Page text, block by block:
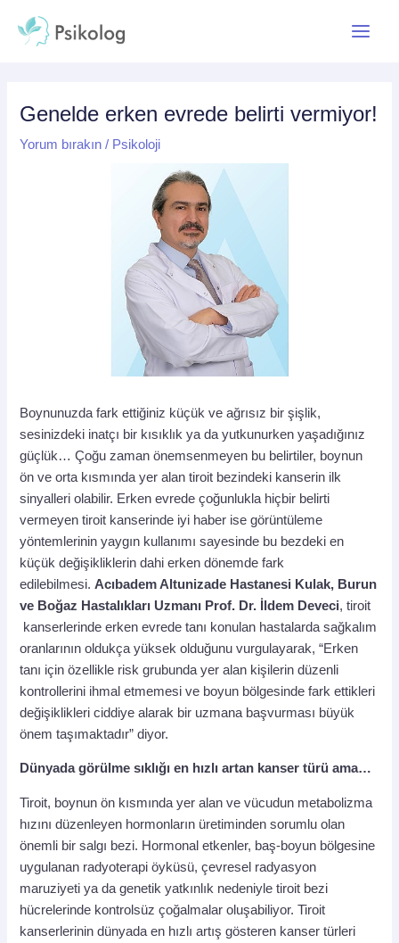
atla
Genelde erken evrede belirti vermiyor!
Yorum bırakın / Psikoloji
Boynunuzda fark ettiğiniz küçük ve ağrısız bir şişlik,
sesinizdeki inatçı bir kısıklık ya da yutkunurken yaşadığınız
güçlük… Çoğu zaman önemsenmeyen bu belirtiler, boynun
ön ve orta kısmında yer alan tiroit bezindeki kanserin ilk
sinyalleri olabilir. Erken evrede çoğunlukla hiçbir belirti
vermeyen tiroit kanserinde iyi haber ise görüntüleme
yöntemlerinin yaygın kullanımı sayesinde bu bezdeki en
küçük değişikliklerin dahi erken dönemde fark
edilebilmesi. Acıbadem Altunizade Hastanesi Kulak, Burun
ve Boğaz Hastalıkları Uzmanı Prof. Dr. İldem Deveci, tiroit
kanserlerinde erken evrede tanı konulan hastalarda sağkalım
oranlarının oldukça yüksek olduğunu vurgulayarak, “Erken
tanı için özellikle risk grubunda yer alan kişilerin düzenli
kontrollerini ihmal etmemesi ve boyun bölgesinde fark ettikleri
değişiklikleri ciddiye alarak bir uzmana başvurması büyük
önem taşımaktadır” diyor.
Dünyada görülme sıklığı en hızlı artan kanser türü ama…
Tiroit, boynun ön kısmında yer alan ve vücudun metabolizma
hızını düzenleyen hormonların üretiminden sorumlu olan
önemli bir salgı bezi. Hormonal etkenler, baş-boyun bölgesine
uygulanan radyoterapi öyküsü, çevresel radyasyon
maruziyeti ya da genetik yatkınlık nedeniyle tiroit bezi
hücrelerinde kontrolsüz çoğalmalar oluşabiliyor. Tiroit
kanserlerinin dünyada en hızlı artış gösteren kanser türleri
dolaşımı